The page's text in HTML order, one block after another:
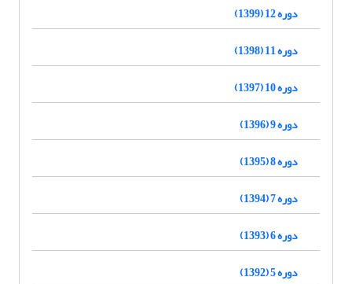
دوره 12 (1399)
دوره 11 (1398)
دوره 10 (1397)
دوره 9 (1396)
دوره 8 (1395)
دوره 7 (1394)
دوره 6 (1393)
دوره 5 (1392)